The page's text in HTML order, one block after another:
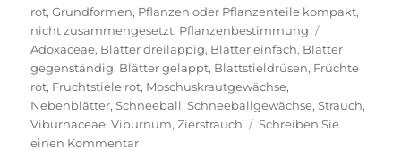
am
rot,Grundformen, Pflanzen oder Pflanzenteile kompakt,
nicht zusammengesetzt, Pflanzenbestimmung
Adoxaceae, Blätter dreilappig, Blätter einfach, Blätter
gegenständig, Blätter gelappt, Blattstieldrüsen, Früchte
rot, Fruchtstiele rot, Moschuskrautgewächse,
Nebenblätter,Schneeball,Schneeballgewächse,Strauch,
Viburnaceae,Viburnum,Zierstrauch
Schreiben Sie
einen Kommentarzu